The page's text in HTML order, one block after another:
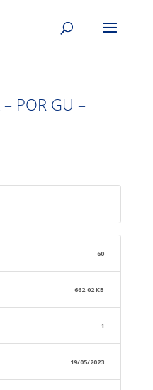
– POR GU –
60
662.02 KB
1
19/05/2023